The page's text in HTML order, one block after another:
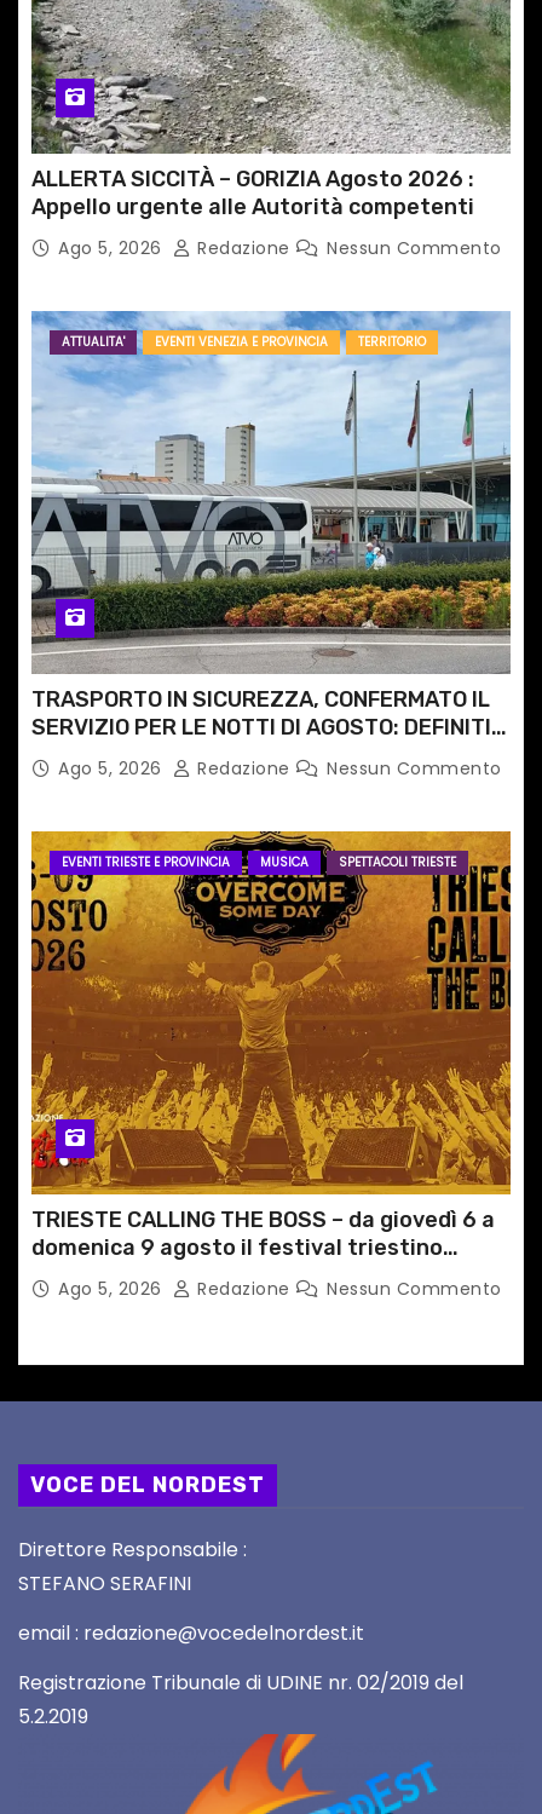
ALLERTA SICCITÀ – GORIZIA Agosto 2026 :
Appello urgente alle Autorità competenti
Ago 5, 2026 Redazione Nessun Commento
ATTUALITA' EVENTI VENEZIA E PROVINCIA TERRITORIO
TRASPORTO IN SICUREZZA, CONFERMATO IL
SERVIZIO PER LE NOTTI DI AGOSTO: DEFINITI
PERCORSI, FERMATE E ORARIO
Ago 5, 2026 Redazione Nessun Commento
EVENTI TRIESTE E PROVINCIA MUSICA SPETTACOLI TRIESTE
TRIESTE CALLING THE BOSS – da giovedì 6 a
domenica 9 agosto il festival triestino
dedicato a Springsteen
Ago 5, 2026 Redazione Nessun Commento
VOCE DEL NORDEST
Direttore Responsabile :
STEFANO SERAFINI
email : redazione@vocedelnordest.it
Registrazione Tribunale di UDINE nr. 02/2019 del
5.2.2019